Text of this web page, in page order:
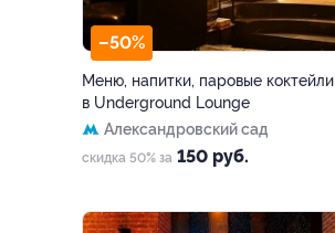
–50%
Меню, напитки, паровые коктейли
в Underground Lounge
Александровский сад
скидка 50% за 150 руб.